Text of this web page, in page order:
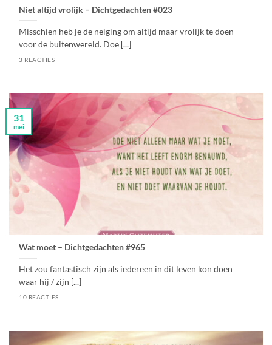
Niet altijd vrolijk – Dichtgedachten #023
Misschien heb je de neiging om altijd maar vrolijk te doen
voor de buitenwereld. Doe [...]
3 REACTIES
Wat moet – Dichtgedachten #965
Het zou fantastisch zijn als iedereen in dit leven kon doen
waar hij / zijn [...]
10 REACTIES
31
mei